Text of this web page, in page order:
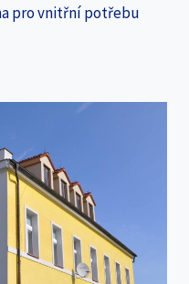
pro vnitřní potřebu